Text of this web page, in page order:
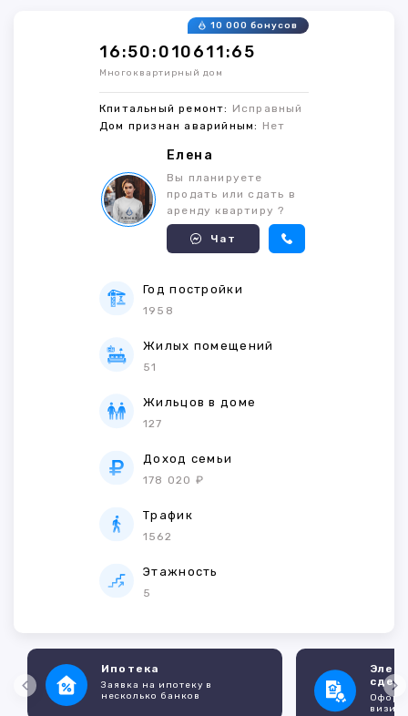
16:50:010611:65
10 000 бонусов
Многоквартирный дом
Кпитальный ремонт: Исправный
Дом признан аварийным: Нет
Елена
Вы планируете
продать или сдать в
аренду квартиру ?
Чат
Год постройки
1958
Жилых помещений
51
Жильцов в доме
127
Доход семьи
178 020 ₽
Трафик
1562
Этажность
5
Ипотека
Заявка на ипотеку в
несколько банков